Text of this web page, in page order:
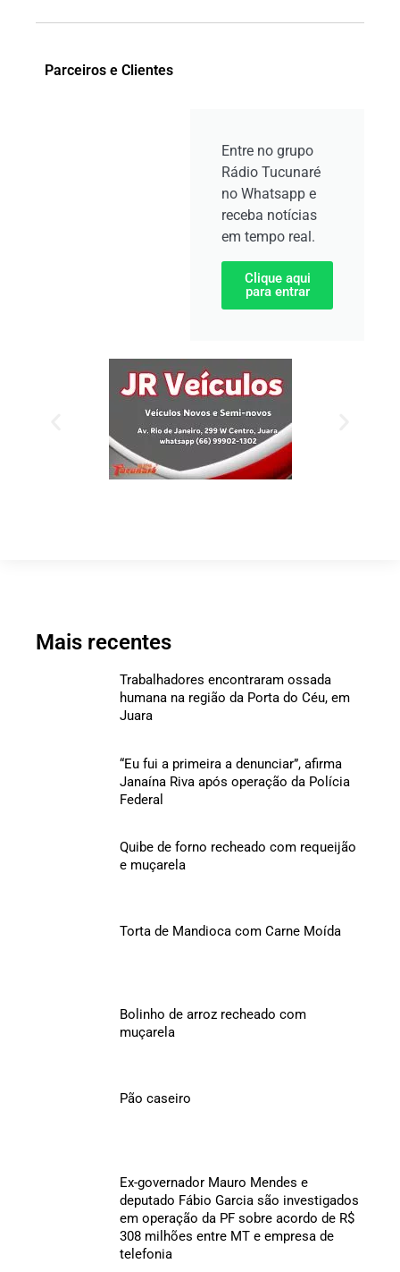
Parceiros e Clientes
Entre no grupo
Rádio Tucunaré
no Whatsapp e
receba notícias
em tempo real.
Clique aqui
para entrar
Mais recentes
Trabalhadores encontraram ossada
humana na região da Porta do Céu, em
Juara
“Eu fui a primeira a denunciar”, afirma
Janaína Riva após operação da Polícia
Federal
Quibe de forno recheado com requeijão
e muçarela
Torta de Mandioca com Carne Moída
Bolinho de arroz recheado com
muçarela
Pão caseiro
Ex-governador Mauro Mendes e
deputado Fábio Garcia são investigados
em operação da PF sobre acordo de R$
308 milhões entre MT e empresa de
telefonia